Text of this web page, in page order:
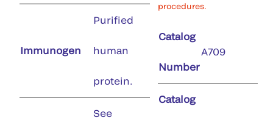
Immunogen
Purified
human
protein.
See
procedures.
Catalog
Number
A709
Catalog